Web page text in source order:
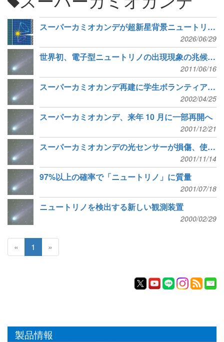
スーパーカミオカンデが超新星背景ニュートリノの兆候をとらえた
2026/06/29
世界初、電子型ニュートリノの出現現象の兆候を捉えた！
2011/06/16
スーパーカミオカンデ再建に学生ボランティアを募集
2002/04/25
スーパーカミオカンデ、来年 10 月に一部再開へ
2001/12/21
スーパーカミオカンデの光センサーが損傷、使用不能に
2001/11/14
97%以上の確率で「ニュートリノ」に質量
2001/07/18
ニュートリノを検出する新しい観測装置
2000/02/29
« 1 »
製品情報